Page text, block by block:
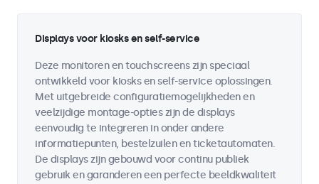
Displays voor kiosks en self-service
Deze monitoren en touchscreens zijn speciaal
ontwikkeld voor kiosks en self-service oplossingen.
Met uitgebreide configuratiemogelijkheden en
veelzijdige montage-opties zijn de displays
eenvoudig te integreren in onder andere
informatiepunten, bestelzuilen en ticketautomaten.
De displays zijn gebouwd voor continu publiek
gebruik en garanderen een perfecte beeldkwaliteit